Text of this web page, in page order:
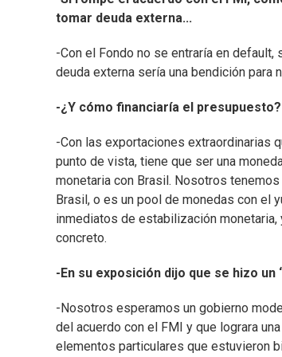
tomar deuda externa...
-Con el Fondo no se entraría en default,
deuda externa sería una bendición para
-¿Y cómo financiaría el presupuesto?
-Con las exportaciones extraordinarias
punto de vista, tiene que ser una
monetaria con Brasil. Nosotros
Brasil, o es un pool de monedas con el
inmediatos de estabilización
concreto.
-En su exposición dijo que se hizo
-Nosotros esperamos un gobierno
del acuerdo con el FMI y que lograra
elementos particulares que estuvieron